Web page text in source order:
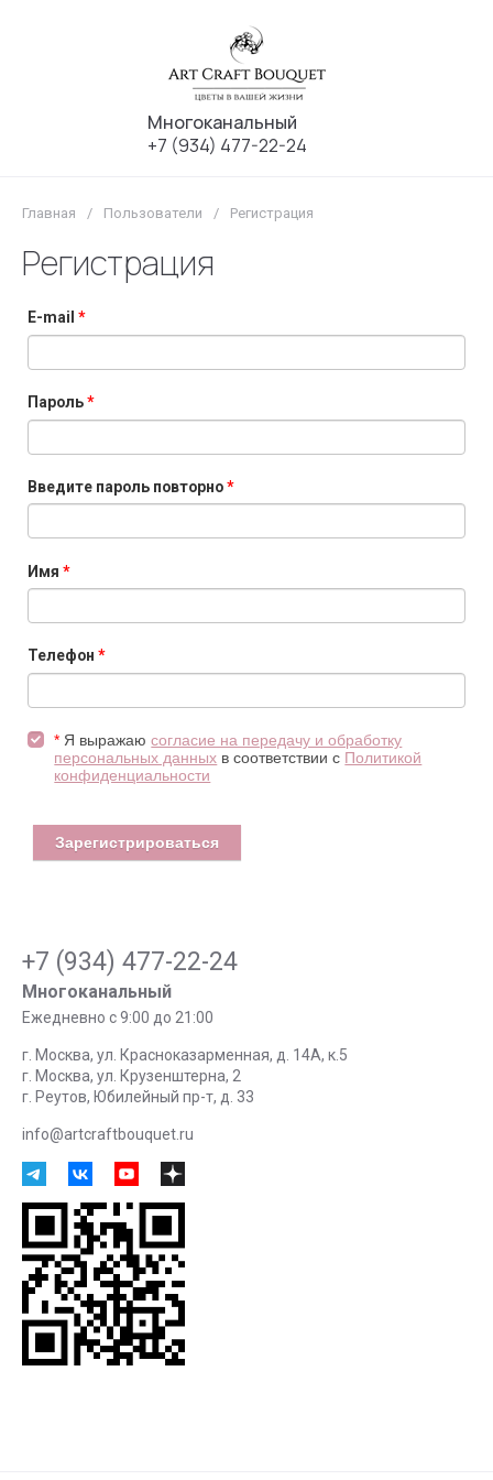
Многоканальный
+7 (934) 477-22-24
Главная / Пользователи / Регистрация
Регистрация
E-mail*
Пароль*
Введите пароль повторно*
Имя*
Телефон*
* Я выражаюсогласие на передачу и обработку
персональных данных в соответствии с Политикой
конфиденциальности
+7 (934) 477-22-24
Многоканальный
Ежедневно с 9:00 до 21:00
г. Москва, ул. Красноказарменная, д. 14А, к.5
г. Москва, ул. Крузенштерна, 2
г. Реутов, Юбилейный пр-т, д. 33
info@artcraftbouquet.ru